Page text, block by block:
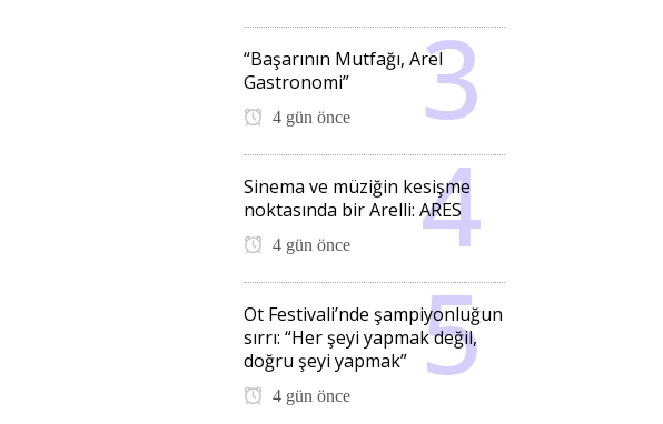
“Başarının Mutfağı, Arel
Gastronomi”
4 gün önce
Sinema ve müziğin kesişme
noktasında bir Arelli: ARES
4 gün önce
Ot Festivali’nde şampiyonluğun
sırrı: “Her şeyi yapmak değil,
doğru şeyi yapmak”
4 gün önce